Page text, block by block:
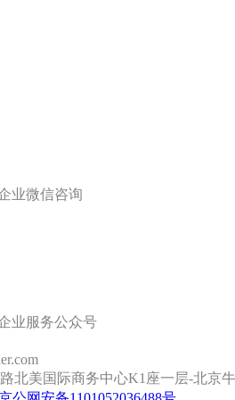
业微信咨询
业服务公众号
北美国际商务中心K1座一层-北京